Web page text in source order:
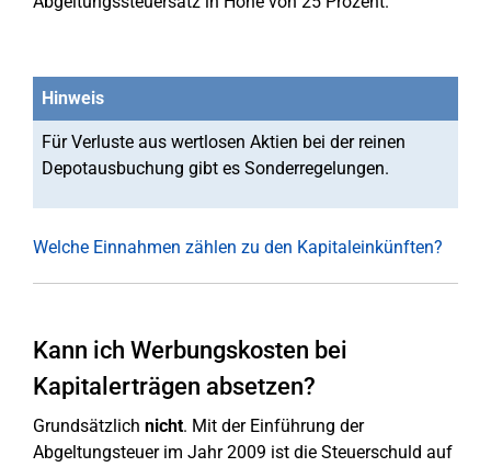
Hinweis
Für Verluste aus wertlosen Aktien bei der reinen
Depotausbuchung gibt es Sonderregelungen.
Welche Einnahmen zählen zu den Kapitaleinkünften?
Kann ich Werbungskosten bei
Kapitalerträgen absetzen?
Grundsätzlich nicht. Mit der Einführung der
Abgeltungsteuer im Jahr 2009 ist die Steuerschuld auf